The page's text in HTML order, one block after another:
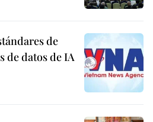
de
de datos de IA